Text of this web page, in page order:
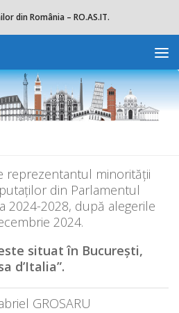
reprezentantul minorității
din Parlamentul
2024-2028, după alegerile
2024.
situat în București,
d’Italia”.
GROSARU
din România – RO.AS.IT.